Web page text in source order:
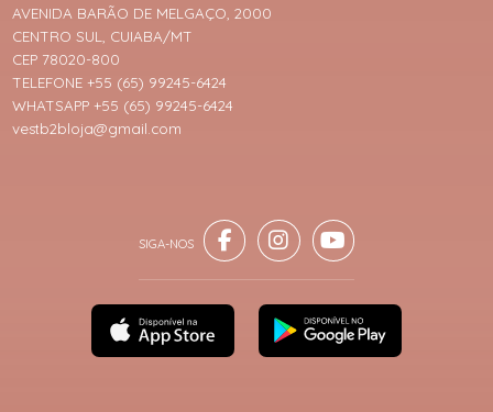
AVENIDA BARÃO DE MELGAÇO, 2000
CENTRO SUL, CUIABA/MT
CEP 78020-800
TELEFONE +55 (65) 99245-6424
WHATSAPP +55 (65) 99245-6424
vestb2bloja@gmail.com